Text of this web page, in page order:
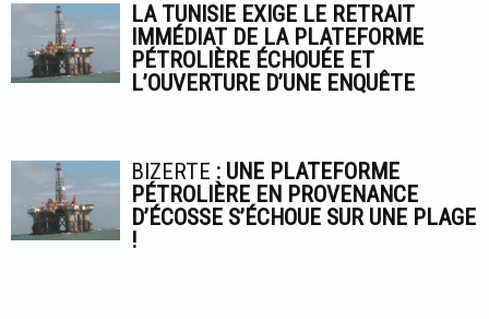
LA TUNISIE EXIGE LE RETRAIT
IMMÉDIAT DE LA PLATEFORME
PÉTROLIÈRE ÉCHOUÉE ET
L’OUVERTURE D’UNE ENQUÊTE
BIZERTE : UNE PLATEFORME
PÉTROLIÈRE EN PROVENANCE
D’ÉCOSSE S’ÉCHOUE SUR UNE PLAGE
!